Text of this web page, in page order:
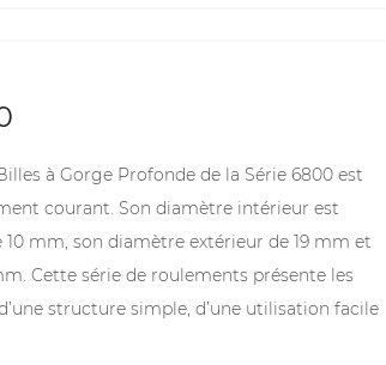
à Gorge Profonde de la Série 6800 est
courant. Son diamètre intérieur est
mm, son diamètre extérieur de 19 mm et
Cette série de roulements présente les
structure simple, d’une utilisation facile